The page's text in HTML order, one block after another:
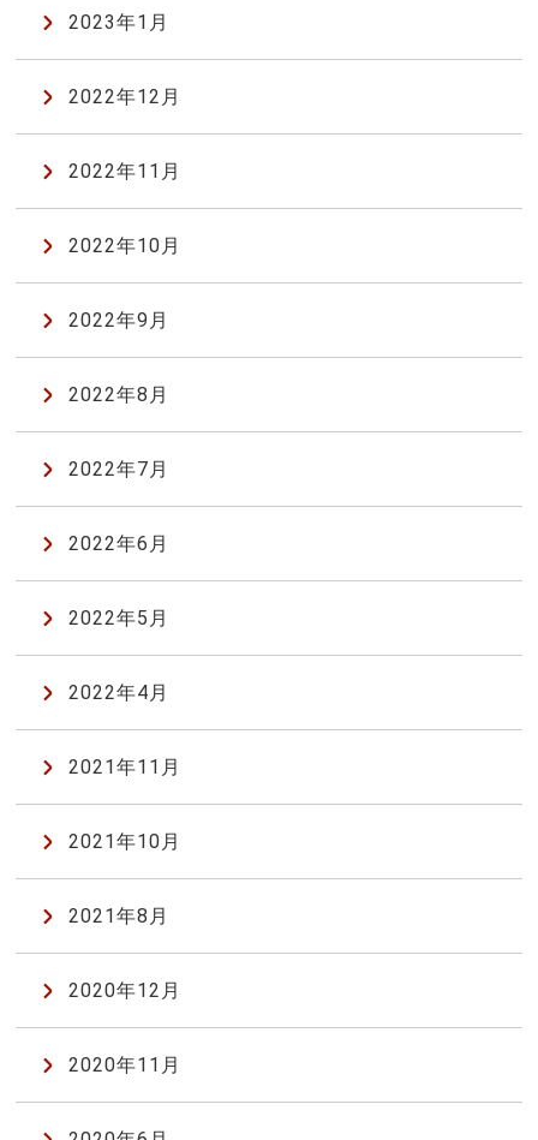
2023年1月
2022年12月
2022年11月
2022年10月
2022年9月
2022年8月
2022年7月
2022年6月
2022年5月
2022年4月
2021年11月
2021年10月
2021年8月
2020年12月
2020年11月